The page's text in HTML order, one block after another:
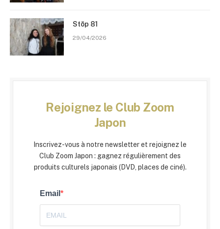
Stōp 81
29/04/2026
Rejoignez le Club Zoom
Japon
Inscrivez-vous à notre newsletter et rejoignez le
Club Zoom Japon : gagnez régulièrement des
produits culturels japonais (DVD, places de ciné).
Email